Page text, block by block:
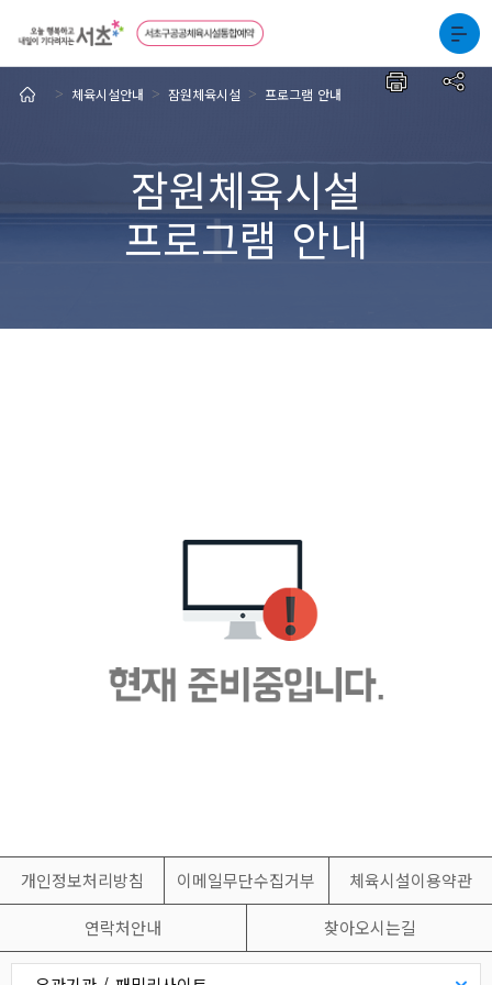
잠원체육시설
프로그램 안내
> 체육시설안내 > 잠원체육시설 > 프로그램 안내
개인정보처리방침 이메일무단수집거부 체육시설이용약관
연락처안내 찾아오시는길